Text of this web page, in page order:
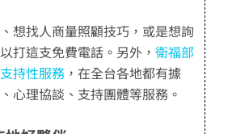
想找人商量照顧技巧，或是想詢
打這支免費電話。另外， 衛福部
持性服務 ，在全台各地都有據
心理協談、支持團體等服務。